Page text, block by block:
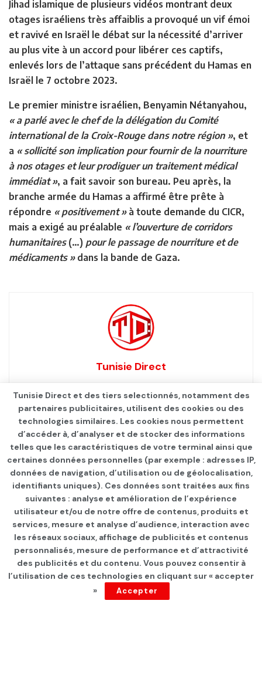
Jihad islamique de plusieurs vidéos montrant deux
otages israéliens très affaiblis a provoqué un vif émoi
et ravivé en Israël le débat sur la nécessité d’arriver
au plus vite à un accord pour libérer ces captifs,
enlevés lors de l’attaque sans précédent du Hamas en
Israël le 7 octobre 2023.
Le premier ministre israélien, Benyamin Nétanyahou,
« a parlé avec le chef de la délégation du Comité
international de la Croix-Rouge dans notre région », et
a « sollicité son implication pour fournir de la nourriture
à nos otages et leur prodiguer un traitement médical
immédiat », a fait savoir son bureau. Peu après, la
branche armée du Hamas a affirmé être prête à
répondre « positivement »à toute demande du CICR,
mais a exigé au préalable « l’ouverture de corridors
humanitaires (…) pour le passage de nourriture et de
médicaments »dans la bande de Gaza.
Tunisie Direct
Page d'accueil INTERNATIONAL
Gaza: 16 soldats israéliens
se sont suicidés en 2025
depuis 1 an
Tunisie Direct et des tiers selectionnés, notamment des
partenaires publicitaires, utilisent des cookies ou des
technologies similaires. Les cookies nous permettent
d’accéder à, d’analyser et de stocker des informations
telles que les caractéristiques de votre terminal ainsi que
certaines données personnelles (par exemple : adresses IP,
données de navigation, d’utilisation ou de géolocalisation,
identifiants uniques). Ces données sont traitées aux fins
suivantes : analyse et amélioration de l’expérience
utilisateur et/ou de notre offre de contenus, produits et
services, mesure et analyse d’audience, interaction avec
les réseaux sociaux, affichage de publicités et contenus
personnalisés, mesure de performance et d’attractivité
des publicités et du contenu. Vous pouvez consentir à
l’utilisation de ces technologies en cliquant sur « accepter
»
Accepter